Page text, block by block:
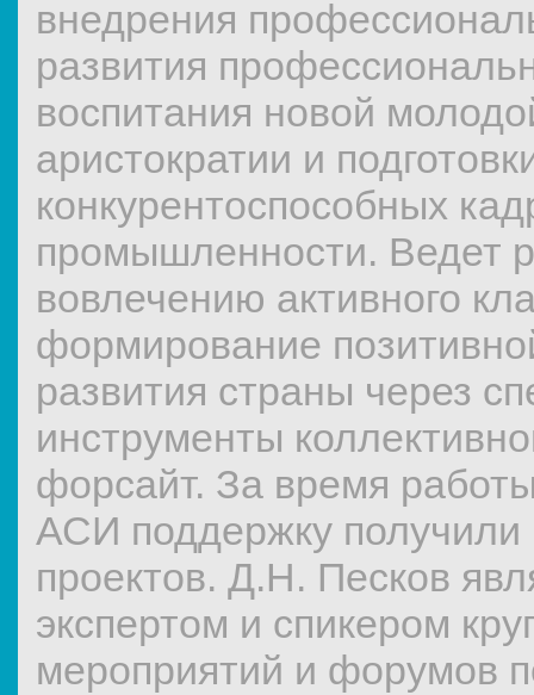
внедрения
развития
воспитания новой
аристократии и
конкурентоспособных
промышленности. Ведет
вовлечению активного
формирование
развития страны через
инструменты
форсайт. За время
АСИ поддержку получили
проектов. Д.Н. Песков
экспертом и спикером
мероприятий и форумов